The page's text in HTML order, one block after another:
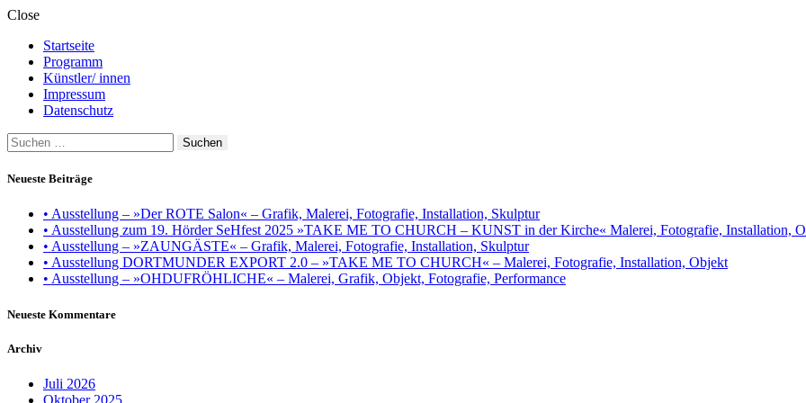
Close
Startseite
Programm
Künstler/ innen
Impressum
Datenschutz
Suchen
nach:
Neueste Beiträge
• Ausstellung – »Der ROTE Salon« – Grafik, Malerei, Fotografie, Installation, Skulptur
• Ausstellung zum 19. Hörder SeHfest 2025 »TAKE ME TO CHURCH – KUNST in der Kirche« Malerei, Fotografie, Installation,
• Ausstellung – »ZAUNGÄSTE« – Grafik, Malerei, Fotografie, Installation, Skulptur
• Ausstellung DORTMUNDER EXPORT 2.0 – »TAKE ME TO CHURCH« – Malerei, Fotografie, Installation, Objekt
• Ausstellung – »OHDUFRÖHLICHE« – Malerei, Grafik, Objekt, Fotografie, Performance
Neueste Kommentare
Archiv
Juli 2026
Oktober 2025